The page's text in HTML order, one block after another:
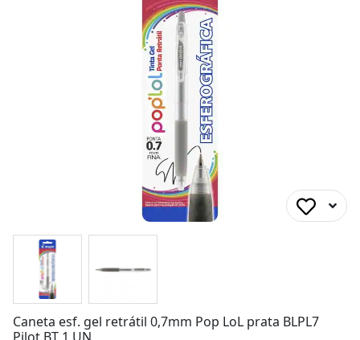
Caneta esf. gel retrátil 0,7mm Pop LoL prata BLPL7